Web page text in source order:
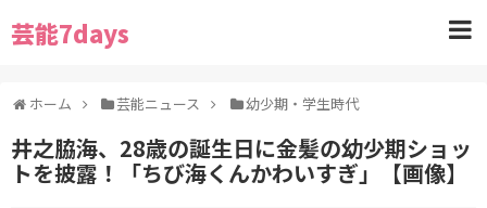
芸能7days
ホーム 芸能ニュース 幼少期・学生時代
井之脇海、28歳の誕生日に金髪の幼少期ショッ
トを披露！「ちび海くんかわいすぎ」【画像】